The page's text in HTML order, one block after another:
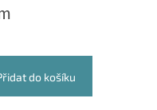
do košíku